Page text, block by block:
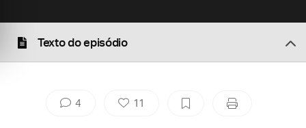
Texto do episódio
4 11